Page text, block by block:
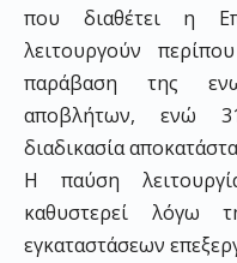
που διαθέτει η
λειτουργούν
παράβαση της
αποβλήτων, ενώ
διαδικασία
Η παύση
καθυστερεί λόγω
εγκαταστάσεων